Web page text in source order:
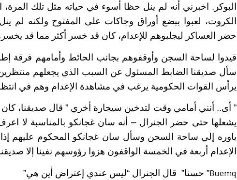
البوكر. اخبرني أنه لم ينل حظا أسوء في حياته مثل تلك
الكروت، لعبوا ببضع أوراق وجاكات على المفتوح ولكنه لم
حضر العساكر ليجلبوهم للإعدام، كان قد خسر أكثر مما قد
قيدوا لساحة السجن وأوقفوهم بجانب الحائط وأمامهم فرقة
سأل صديقنا الضابط المسئول عن السبب الذي يجعلهم
يرأس القوات الحكومية يرغب في مشاهدة الإعدام وهم في
” أى.. أنني أمامي وقت لتدخين سيجارة أخري ” قال صديقنا، كان
يشعلها حتى حضر الجنرال – أنه سان غجانكو بالمناسبة لا
ياوره إلي ساحة السجن وسأل سان غجانكو المحكوم عليهم إذا
الإعدام أربعة في الخمسة الواقفون هزوا رؤوسهم نفينا إلا
Buemq” حسنا” قال الجنرال “ليس عندي إعتراض أين هي”